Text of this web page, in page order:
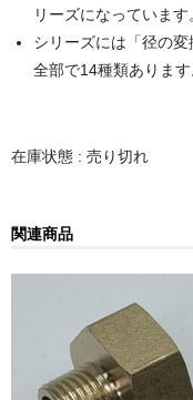
アクリル板
ツール・計測
はんだ
ライト照明
電流電圧計
シリンジ・シリンダ
リーズになっています
シリーズには「径の変
全部で14種類ありま
在庫状態 : 売り切れ
関連商品